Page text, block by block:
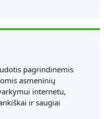
pagrindinėmis
asmeninių
internetu,
ir saugiai